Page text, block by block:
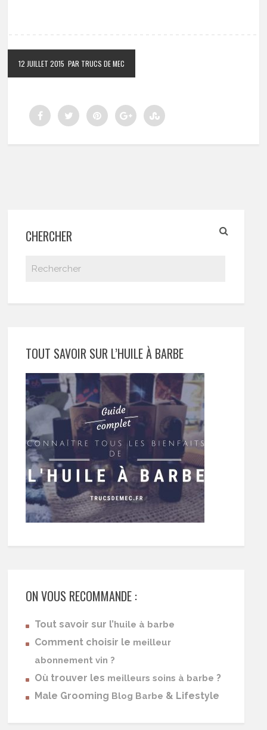
12 JUILLET 2015 PAR TRUCS DE MEC
CHERCHER
TOUT SAVOIR SUR L’HUILE À BARBE
ON VOUS RECOMMANDE :
Tout savoir sur l’huile à barbe
Comment choisir le meilleur
abonnement vin ?
Où trouver les meilleurs soins à barbe ?
Male Grooming Blog Barbe & Lifestyle